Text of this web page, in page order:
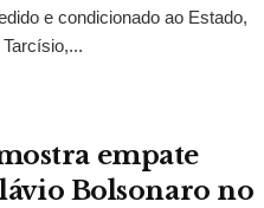
e condicionado ao Estado,
empate
Bolsonaro no